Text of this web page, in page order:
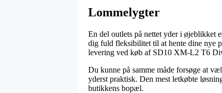
Lommelygter
En del outlets på nettet yder i øjeblikket
dig fuld fleksibilitet til at hente dine nye
levering ved køb af SD10 XM-L2 T6
Du kunne på samme måde forsøge at
yderst praktisk. Den mest letkøbte
butikkens bopæl.